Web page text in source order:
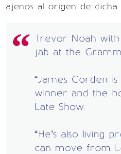
ajenos al origen de dicha
Trevor Noah
jab at the
“James Corden
winner and the
Late Show.
“He’s also living
can move from